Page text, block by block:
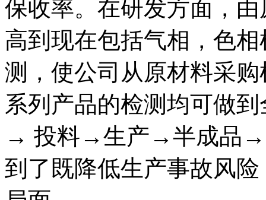
保收率。在研发方面，
高到现在包括气相，色
测，使公司从原材料采
系列产品的检测均可做
→ 投料→生产→半成品→
到了既降低生产事故风